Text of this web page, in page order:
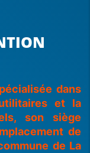
dans
et la
son siège
de
de La